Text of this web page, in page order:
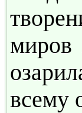
миров
всему